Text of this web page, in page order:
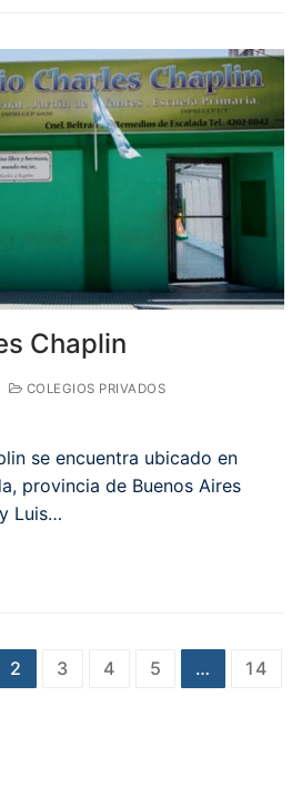
Chaplin
COLEGIOS PRIVADOS
se encuentra ubicado en
provincia de Buenos Aires
Luis…
2 3 4 5 …
14